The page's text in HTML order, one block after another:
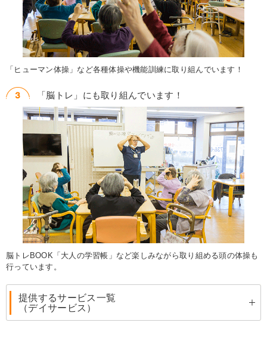
「ヒューマン体操」など各種体操や機能訓練に取り組んでいます！
「脳トレ」にも取り組んでいます！
脳トレBOOK「大人の学習帳」など楽しみながら取り組める頭の体操も
行っています。
提供するサービス一覧
（デイサービス）